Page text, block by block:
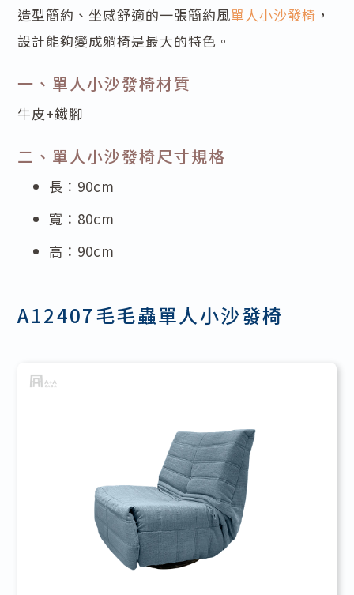
造型簡約、坐感舒適的一張簡約風單人小沙發椅 ，
設計能夠變成躺椅是最大的特色。
一、單人小沙發椅材質
牛皮+鐵腳
二、單人小沙發椅尺寸規格
長：90cm
寬：80cm
高：90cm
A12407毛毛蟲單人小沙發椅